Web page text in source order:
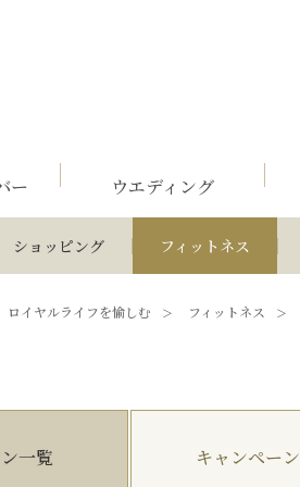
ー ウエディング
ショッピング フィットネス
ロイヤルライフを愉しむ フィットネス
一覧 キャンペーン